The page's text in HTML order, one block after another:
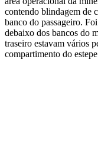
contendo blindagem de
banco do passageiro.
debaixo dos bancos do
traseiro estavam vários
compartimento do